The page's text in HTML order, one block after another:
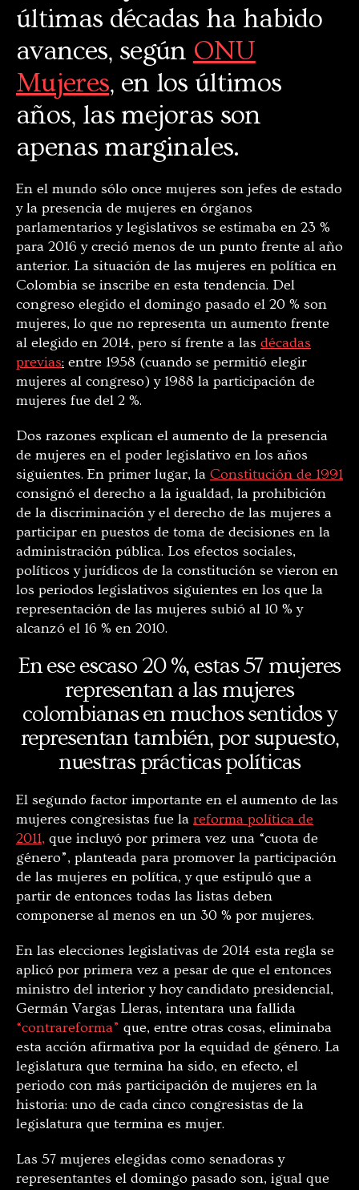
últimas décadas ha habido
avances, según ONU
Mujeres, en los últimos
años, las mejoras son
apenas marginales.
En el mundo sólo once mujeres son jefes de estado
y la presencia de mujeres en órganos
parlamentarios y legislativos se estimaba en 23 %
para 2016 y creció menos de un punto frente al año
anterior. La situación de las mujeres en política en
Colombia se inscribe en esta tendencia. Del
congreso elegido el domingo pasado el 20 % son
mujeres, lo que no representa un aumento frente
al elegido en 2014, pero sí frente a las décadas
previas: entre 1958 (cuando se permitió elegir
mujeres al congreso) y 1988 la participación de
mujeres fue del 2 %.
Dos razones explican el aumento de la presencia
de mujeres en el poder legislativo en los años
siguientes. En primer lugar, la Constitución de 1991
consignó el derecho a la igualdad, la prohibición
de la discriminación y el derecho de las mujeres a
participar en puestos de toma de decisiones en la
administración pública. Los efectos sociales,
políticos y jurídicos de la constitución se vieron en
los periodos legislativos siguientes en los que la
representación de las mujeres subió al 10 % y
alcanzó el 16 % en 2010.
En ese escaso 20 %, estas 57 mujeres
representan a las mujeres
colombianas en muchos sentidos y
representan también, por supuesto,
nuestras prácticas políticas
El segundo factor importante en el aumento de las
mujeres congresistas fue la reforma política de
2011, que incluyó por primera vez una “cuota de
género”, planteada para promover la participación
de las mujeres en política, y que estipuló que a
partir de entonces todas las listas deben
componerse al menos en un 30 % por mujeres.
En las elecciones legislativas de 2014 esta regla se
aplicó por primera vez a pesar de que el entonces
ministro del interior y hoy candidato presidencial,
Germán Vargas Lleras, intentara una fallida
“contrareforma” que, entre otras cosas, eliminaba
esta acción afirmativa por la equidad de género. La
legislatura que termina ha sido, en efecto, el
periodo con más participación de mujeres en la
historia: uno de cada cinco congresistas de la
legislatura que termina es mujer.
Las 57 mujeres elegidas como senadoras y
representantes el domingo pasado son, igual que